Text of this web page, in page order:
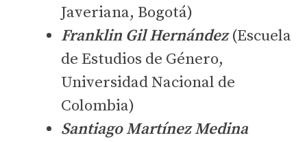
Javeriana, Bogotá)
Franklin Gil Hernández(Escuela
de Estudios de Género,
Universidad Nacional de
Colombia)
Santiago Martínez Medina